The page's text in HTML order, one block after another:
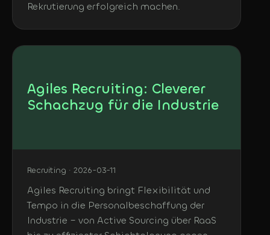
Rekrutierung erfolgreich machen.
Agiles Recruiting: Cleverer
Schachzug für die Industrie
Recruiting · 2026-03-11
Agiles Recruiting bringt Flexibilität und
Tempo in die Personalbeschaffung der
Industrie – von Active Sourcing über RaaS